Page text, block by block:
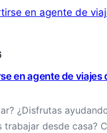
en agente de viajes
¿Disfrutas
trabajar desde casa?